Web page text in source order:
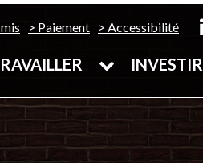
Paiement Accessibilité
INVESTIR